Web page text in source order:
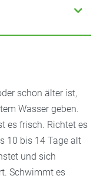
Buchstaben
der
übrigens
die Schale
werden. Wer auf
bemalten Eiern
von 28
essen Sie sie
oder die Schale
schon älter ist,
Wasser geben.
es frisch. Richtet es
10 bis 14 Tage alt
und sich
Schwimmt es